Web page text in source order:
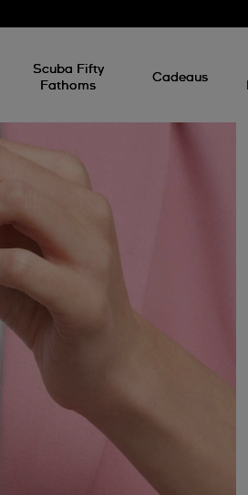
Scuba Fifty
Fathoms
Cadeaus